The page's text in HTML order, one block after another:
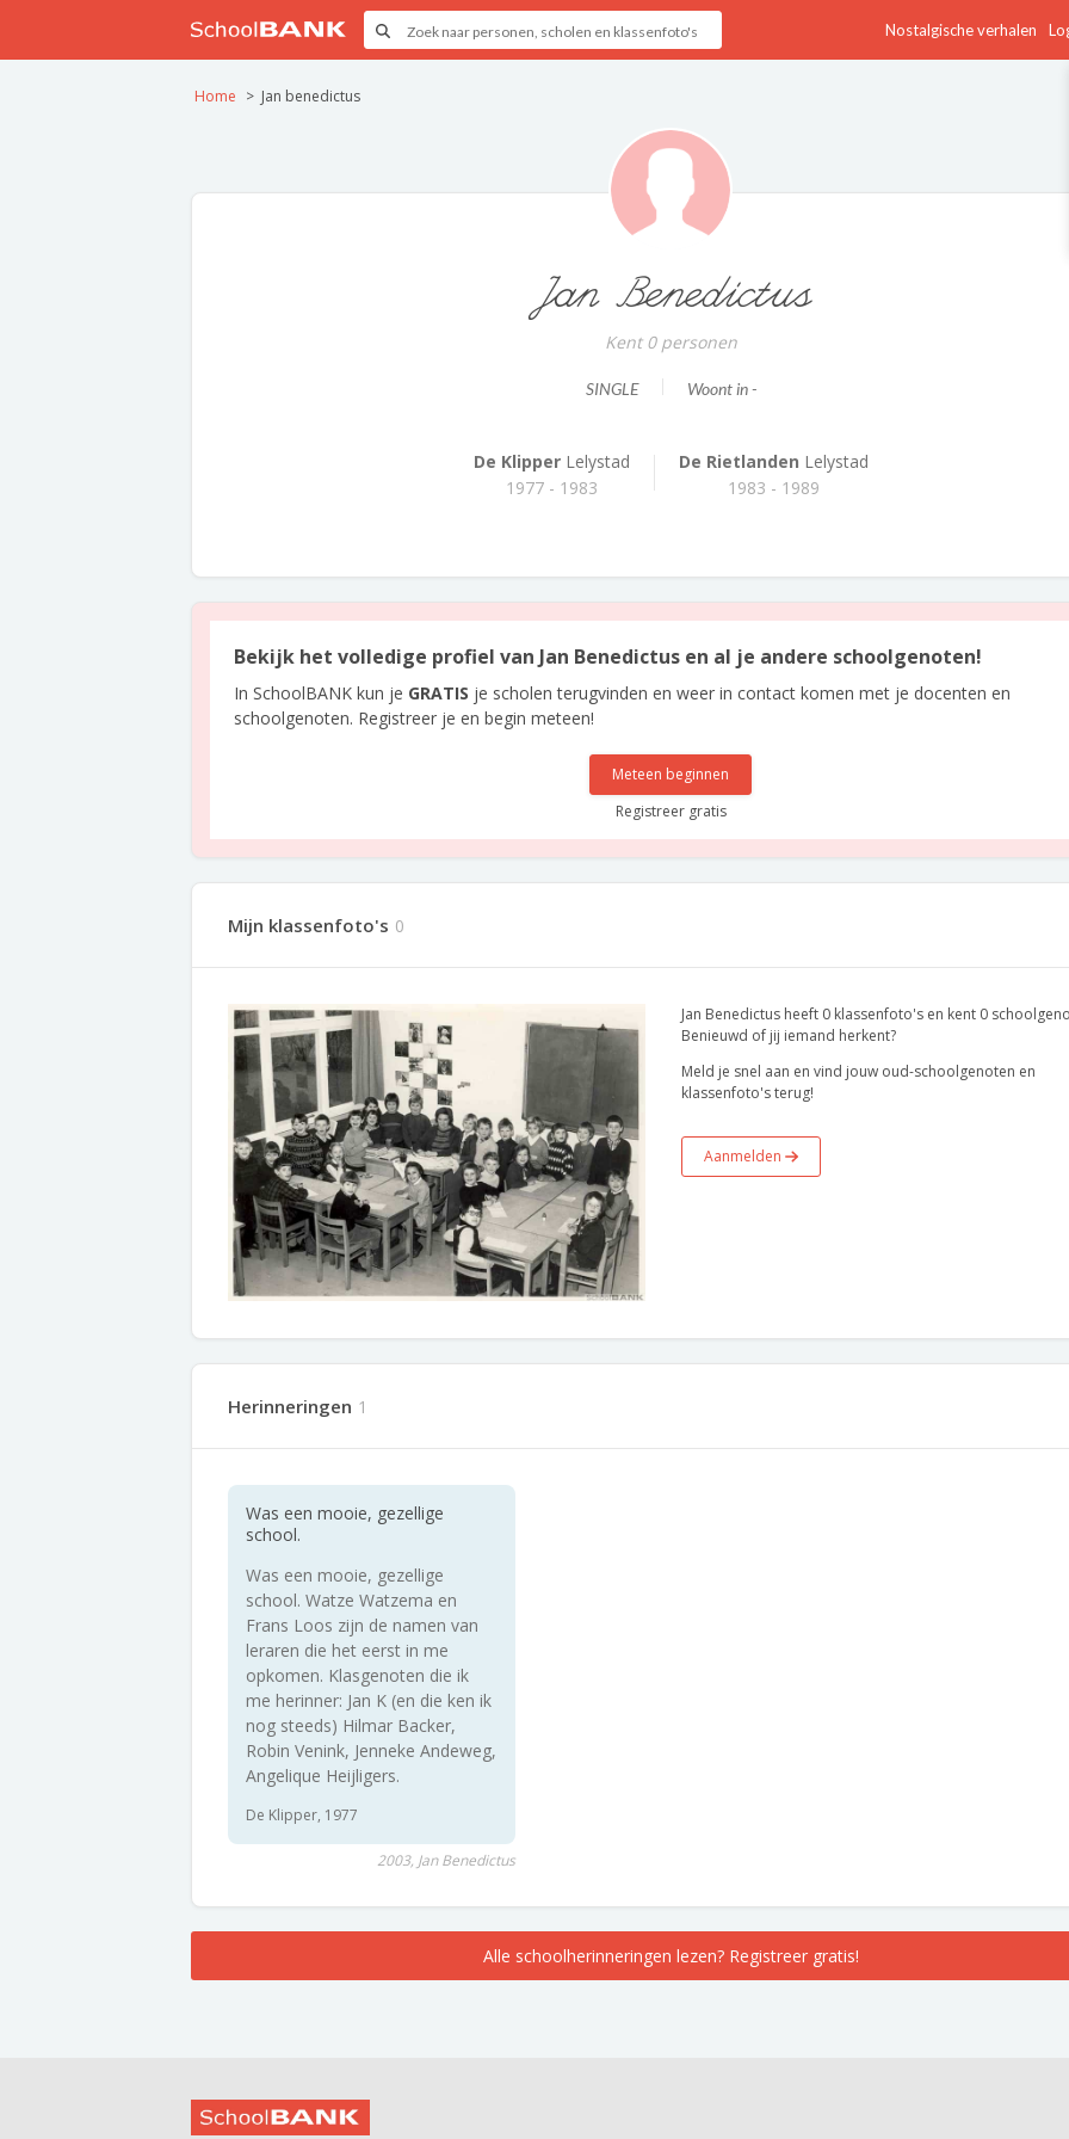
Nostalgische verhalen
Home Jan benedictus
Jan Benedictus
Kent 0 personen
SINGLE Woont in -
De KlipperLelystad
1977 - 1983
De Rietlanden Lelystad
1983 - 1989
Bekijk het volledige profiel van Jan Benedictus en al je andere schoolgenoten!
In SchoolBANK kun je GRATIS je scholen terugvinden en weer in contact komen met je docenten en
schoolgenoten. Registreer je en begin meteen!
Meteen beginnen
Registreer gratis
Mijn klassenfoto's 0
Jan Benedictus heeft 0 klassenfoto's en kent 0
Benieuwd of jij iemand herkent?
Meld je snel aan en vind jouw oud-schoolgenoten en
klassenfoto's terug!
Aanmelden
Herinneringen 1
Was een mooie, gezellige
school.
Was een mooie, gezellige
school. Watze Watzema en
Frans Loos zijn de namen van
leraren die het eerst in me
opkomen. Klasgenoten die ik
me herinner: Jan K (en die ken ik
nog steeds) Hilmar Backer,
Robin Venink, Jenneke Andeweg,
Angelique Heijligers.
De Klipper, 1977
2003, Jan Benedictus
Alle schoolherinneringen lezen? Registreer gratis!